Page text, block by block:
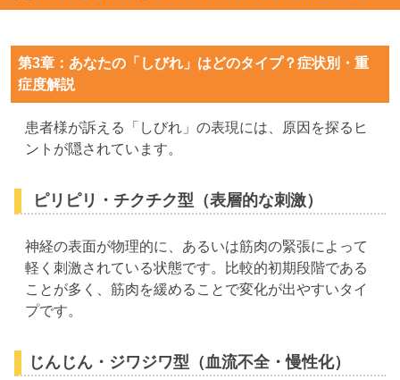
第3章：あなたの「しびれ」はどのタイプ？症状別・重
症度解説
患者様が訴える「しびれ」の表現には、原因を探るヒ
ントが隠されています。
ピリピリ・チクチク型（表層的な刺激）
神経の表面が物理的に、あるいは筋肉の緊張によって
軽く刺激されている状態です。比較的初期段階である
ことが多く、筋肉を緩めることで変化が出やすいタイ
プです。
じんじん・ジワジワ型（血流不全・慢性化）